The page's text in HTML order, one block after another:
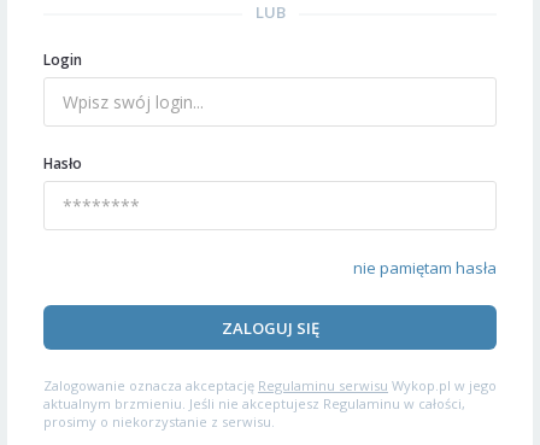
LUB
Login
Hasło
nie pamiętam hasła
ZALOGUJ SIĘ
Zalogowanie oznacza akceptację Regulaminu serwisu Wykop.pl w jego
aktualnym brzmieniu. Jeśli nie akceptujesz Regulaminu w całości,
prosimy o niekorzystanie z serwisu.